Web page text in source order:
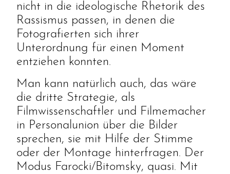
nicht in die ideologische Rhetorik des
Rassismus passen, in denen die
Fotografierten sich ihrer
Unterordnung für einen Moment
entziehen konnten.
Man kann natürlich auch, das wäre
die dritte Strategie, als
Filmwissenschaftler und Filmemacher
in Personalunion über die Bilder
sprechen, sie mit Hilfe der Stimme
oder der Montage hinterfragen. Der
Modus Farocki/Bitomsky, quasi. Mit